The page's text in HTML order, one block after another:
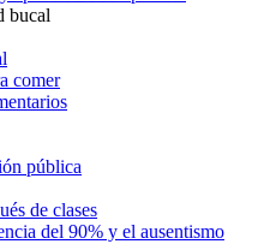
bucal
comer
pública
de clases
del 90% y el ausentismo